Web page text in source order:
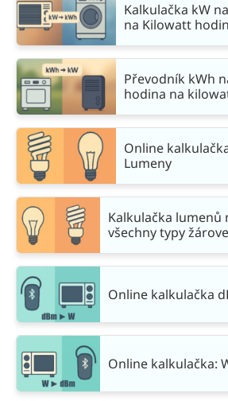
Kalkulačka kW
na Kilowatt
Převodník kWh
hodina na
Online
Lumeny
Kalkulačka lumenů
všechny typy
Online kalkulačka
Online kalkulačka: